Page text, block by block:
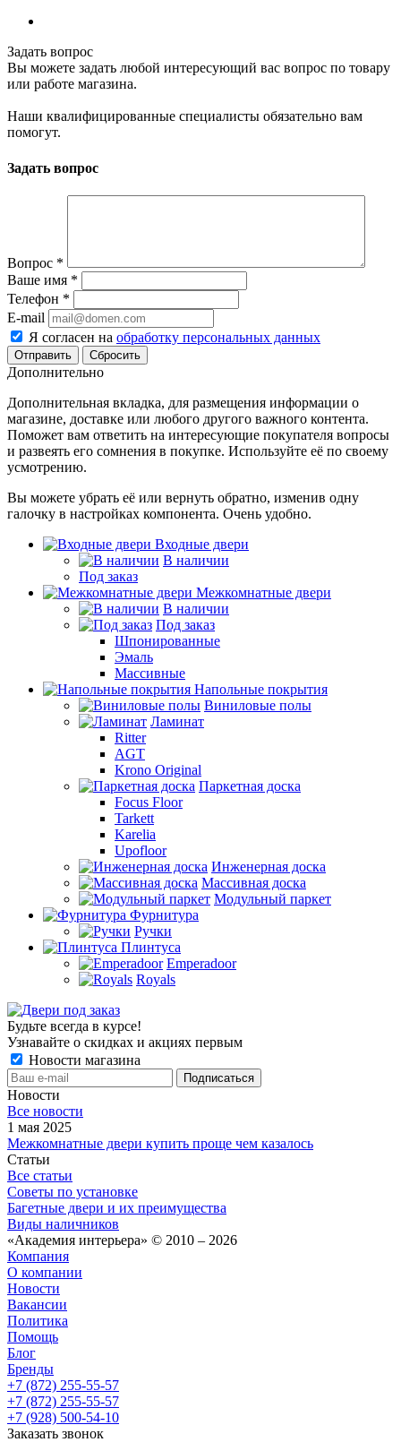
Задать вопрос
Вы можете задать любой интересующий вас вопрос по товару
или работе магазина.
Наши квалифицированные специалисты обязательно вам
помогут.
Задать вопрос
Вопрос *
Ваше имя *
Телефон *
E-mail
Я согласен на обработку персональных данных
Сбросить
Дополнительно
Дополнительная вкладка, для размещения информации о
магазине, доставке или любого другого важного контента.
Поможет вам ответить на интересующие покупателя вопросы
и развеять его сомнения в покупке. Используйте её по своему
усмотрению.
Вы можете убрать её или вернуть обратно, изменив одну
галочку в настройках компонента. Очень удобно.
Входные двери
В наличии
Под заказ
Межкомнатные двери
В наличии
Под заказ
Шпонированные
Эмаль
Массивные
Напольные покрытия
Виниловые полы
Ламинат
Ritter
AGT
Krono Original
Паркетная доска
Focus Floor
Tarkett
Karelia
Upofloor
Инженерная доска
Массивная доска
Модульный паркет
Фурнитура
Ручки
Плинтуса
Emperadoor
Royals
Будьте всегда в курсе!
Узнавайте о скидках и акциях первым
Новости магазина
Новости
Все новости
1 мая 2025
Межкомнатные двери купить проще чем казалось
Статьи
Все статьи
Советы по установке
Багетные двери и их преимущества
Виды наличников
«Академия интерьера» © 2010 – 2026
Компания
О компании
Новости
Вакансии
Политика
Помощь
Блог
Бренды
+7 (872) 255-55-57
+7 (872) 255-55-57
+7 (928) 500-54-10
Заказать звонок